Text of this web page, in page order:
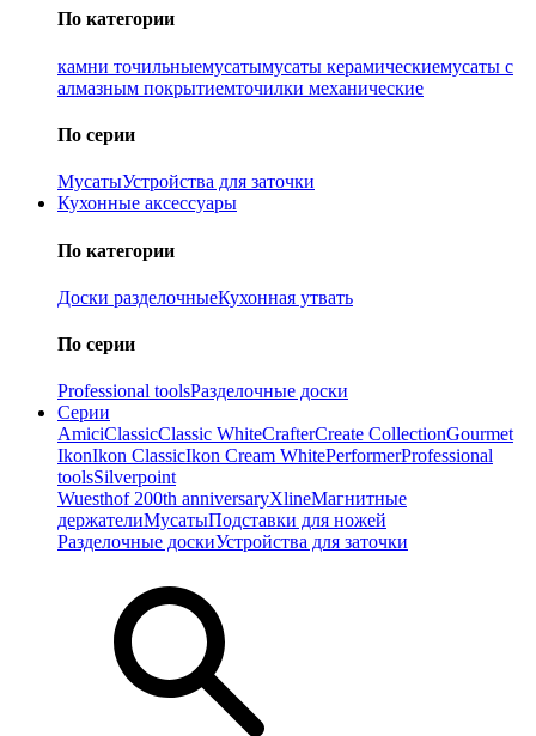
По категории
камни точильныемусатымусаты керамическиемусаты с
алмазным покрытиемточилки механические
По серии
МусатыУстройства для заточки
Кухонные аксессуары
По категории
Доски разделочныеКухонная утвать
По серии
Professional toolsРазделочные доски
Серии
AmiciClassicClassic WhiteCrafterCreate CollectionGourmet
IkonIkon ClassiсIkon Cream WhitePerformerProfessional
toolsSilverpoint
Wuesthof 200th anniversaryXlineМагнитные
держателиМусатыПодставки для ножей
Разделочные доскиУстройства для заточки